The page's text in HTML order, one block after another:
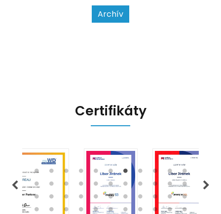
usnadnit život podnikatelům i
kontrolním orgánům. Podívejme se
na hlavní změny, které EET 2.0
Archív
Certifikáty